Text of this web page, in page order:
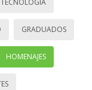
GRADUADOS
HOMENAJES